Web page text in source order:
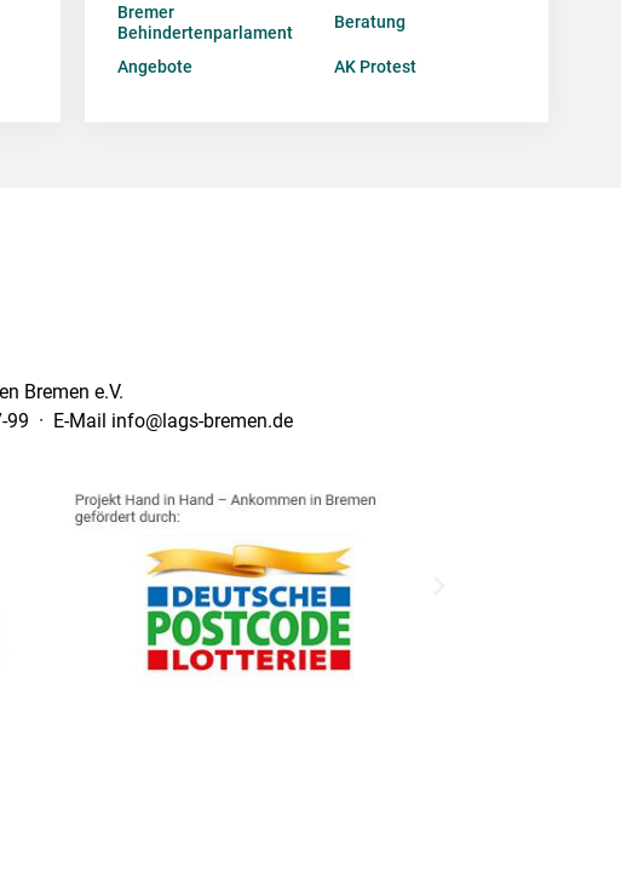
Bremer
Behindertenparlament
Beratung
Angebote AK Protest
Bremen e.V.
· E-Mail info@lags-bremen.de